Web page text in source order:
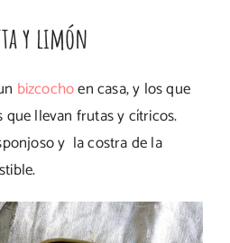
y limón
bizcochoen casa, y los que
que llevan frutas y cítricos.
y la costra de la